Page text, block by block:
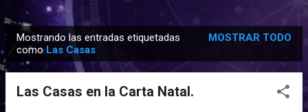
n
Mostrando las entradas etiquetadas
como Las Casas
MOSTRAR TODO
Las Casas en la Carta Natal.